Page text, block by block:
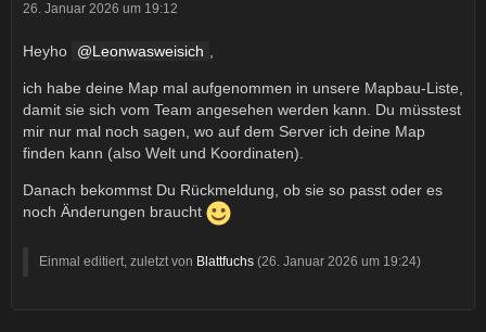
26. Januar 2026 um 19:12
Heyho Leonwasweisich
ich habe deine Map mal aufgenommen in unsere Mapbau-Liste,
damit sie sich vom Team angesehen werden kann. Du müsstest
mir nur mal noch sagen, wo auf dem Server ich deine Map
finden kann (also Welt und Koordinaten).
Danach bekommst Du Rückmeldung, ob sie so passt oder es
noch Änderungen braucht
Einmal editiert, zuletzt von Blattfuchs (26. Januar 2026 um 19:24)